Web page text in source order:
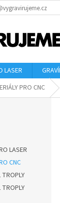
LASER
PRO CNC
LASER
CNC
TROPLY
TROPLY